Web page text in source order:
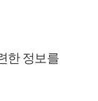
한 정보를